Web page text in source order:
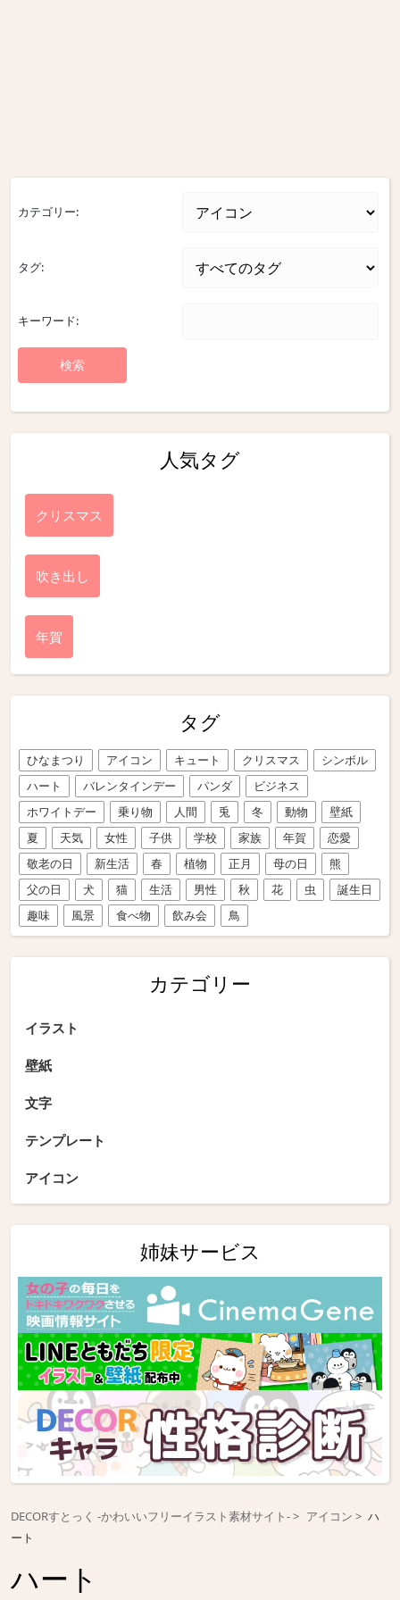
カテゴリー:
タグ:
キーワード:
人気タグ
クリスマス
吹き出し
年賀
タグ
ひなまつり アイコン キュート クリスマス
シンボル
ハート
バレンタインデー パンダ
ビジネス
ホワイトデー
乗り物 人間 兎 冬 動物
壁紙
夏
天気 女性 子供 学校 家族 年賀
恋愛
敬老の日
新生活 春 植物 正月 母の日
熊
父の日
犬 猫 生活 男性 秋 花 虫
誕生日
趣味
風景 食べ物 飲み会 鳥
カテゴリー
イラスト
壁紙
文字
テンプレート
アイコン
姉妹サービス
DECORすとっく -かわいいフリーイラスト素材サイト- アイコン
ハ
ート
ハート